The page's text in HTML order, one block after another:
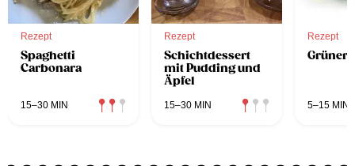
Rezept
Spaghetti
Carbonara
15–30 MIN
Rezept
Schichtdessert
mit Pudding und
Äpfel
15–30 MIN
Rezept
Grüner
5–15 MIN